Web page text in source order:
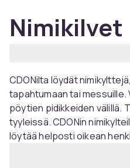
Nimikilvet
CDONilta löydät
tapahtumaan tai
pöytien pidikkeiden välillä.
tyyleissä. CDONin
löytää helposti oikean